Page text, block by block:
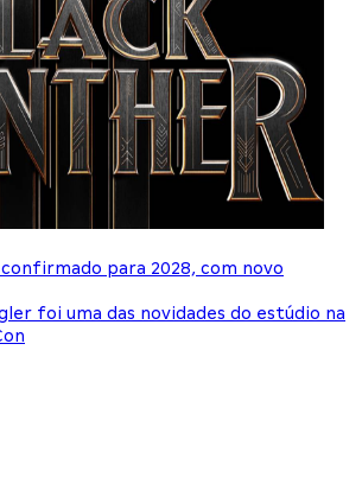
para 2028, com novo
foi uma das novidades do estúdio na